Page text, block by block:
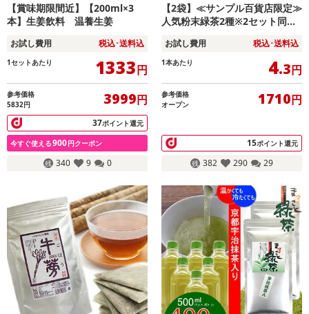
【賞味期限間近】【200ml×3
本】生姜飲料 温養生姜
お試し費用 税込･送料込
1セットあたり 1333円
参考価格
5832円
3999円
37ポイント還元
今すぐ使える900円クーポン
340 9 0
【2袋】≪サンプル百貨店限定≫
人気粉末緑茶2種※2セット同時
ント♪
お試し費用 税込･送料込
1本あたり 4.3円
参考価格
オープン
1710円
15ポイント還元
382 290 29